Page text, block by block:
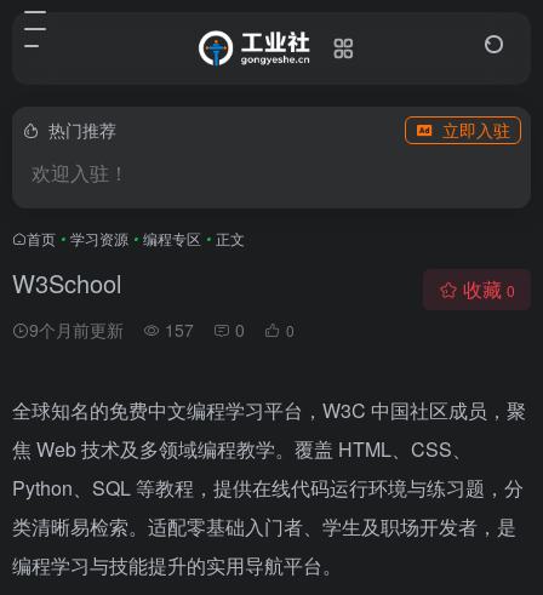
热门推荐 立即入驻
欢迎入驻！
首页 • 学习资源 • 编程专区 • 正文
W3School
9个月前更新 157 0 0
收藏 0
全球知名的免费中文编程学习平台，W3C 中国社区成员，聚
焦 Web 技术及多领域编程教学。覆盖 HTML、CSS、
Python、SQL 等教程，提供在线代码运行环境与练习题，分
类清晰易检索。适配零基础入门者、学生及职场开发者，是
编程学习与技能提升的实用导航平台。